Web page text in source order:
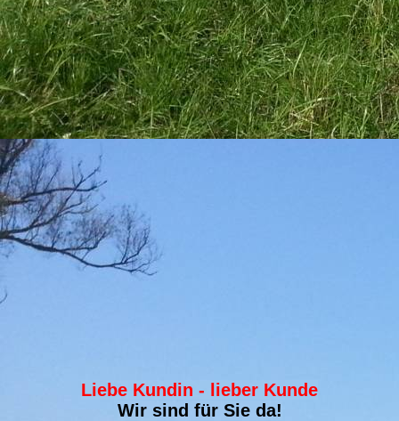
Liebe Kundin - lieber Kunde
Wir sind für Sie da!